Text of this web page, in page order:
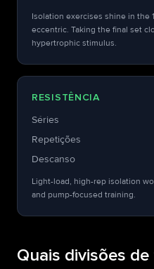
Isolation exercises shine in the
eccentric. Taking the final set
hypertrophic stimulus.
RESISTÊNCIA
Séries
Repetições
Descanso
Light-load, high-rep isolation
and pump-focused training.
Quais divisões